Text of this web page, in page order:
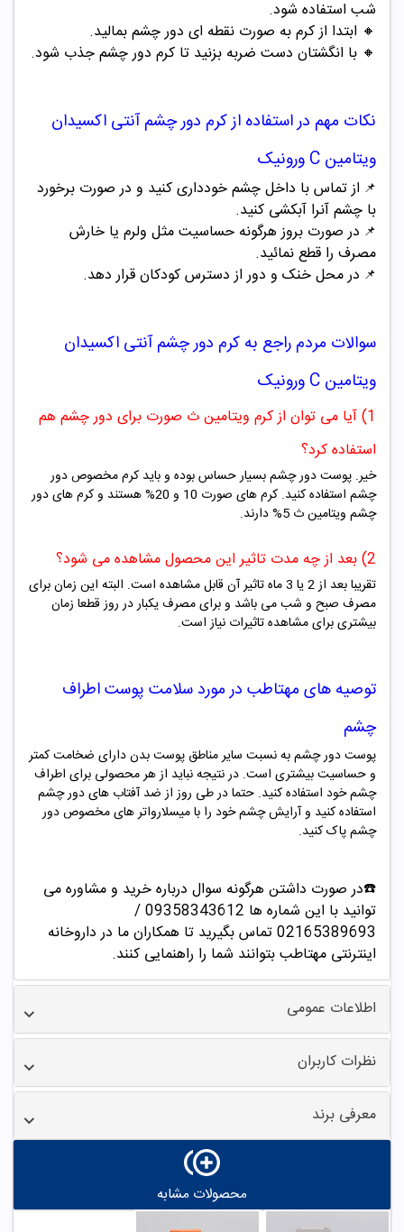
شب استفاده شود.
🔸 ابتدا از کرم به صورت نقطه ای دور چشم بمالید.
🔸 با انگشتان دست ضربه بزنید تا کرم دور چشم جذب شود.
نکات مهم در استفاده ازکرم دور چشم آنتی اکسیدان
ویتامین C ورونیک
📌 از تماس با داخل چشم خودداری کنید و در صورت برخورد
با چشم آنرا آبکشی کنید.
📌 در صورت بروز هرگونه حساسیت مثل ولرم یا خارش
مصرف را قطع نمائید.
📌 در محل خنک و دور از دسترس کودکان قرار دهد.
سوالات مردم راجع به کرم دور چشم آنتی اکسیدان
ویتامین C ورونیک
1) آیا می توان از کرم ویتامین ث صورت برای دور چشم هم
استفاده کرد؟
خیر. پوست دور چشم بسیار حساس بوده و باید کرم مخصوص دور
چشم استفاده کنید. کرم های صورت 10 و 20% هستند و کرم های دور
چشم ویتامین ث 5% دارند.
2) بعد از چه مدت تاثیر این محصول مشاهده می شود؟
تقریبا بعد از 2 یا 3 ماه تاثیر آن قابل مشاهده است. البته این زمان برای
مصرف صبح و شب می باشد و برای مصرف یکبار در روز قطعا زمان
بیشتری برای مشاهده تاثیرات نیاز است.
توصیه های مهتاطب در مورد سلامت پوست اطراف
چشم
پوست دور چشم به نسبت سایر مناطق پوست بدن دارای ضخامت کمتر
و حساسیت بیشتری است. در نتیجه نباید از هر محصولی برای اطراف
چشم خود استفاده کنید. حتما در طی روز از ضد آفتاب های دور چشم
استفاده کنید و آرایش چشم خود را با میسلارواتر های مخصوص دور
چشم پاک کنید.
☎️در صورت داشتن هرگونه سوال درباره خرید و مشاوره می
توانید با این شماره ها 09358343612 /
02165389693تماس بگیرید تا همکاران ما در داروخانه
اینترنتی مهتاطب بتوانند شما را راهنمایی کنند.
اطلاعات عمومی
نظرات کاربران
معرفی برند
محصولات مشابه